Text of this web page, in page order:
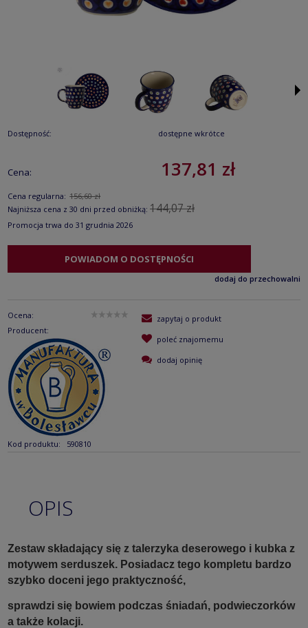
Dostępność: dostępne wkrótce
Cena: 137,81 zł
Cena regularna: 156,60 zł
Najniższa cena z 30 dni przed obniżką: 144,07 zł
Promocja trwa do 31 grudnia 2026
POWIADOM O DOSTĘPNOŚCI
dodaj do przechowalni
Ocena:
Producent:
Kod produktu: 590810
zapytaj o produkt
poleć znajomemu
dodaj opinię
OPIS
Zestaw składający się z talerzyka deserowego i kubka z
motywem serduszek. Posiadacz tego kompletu bardzo
szybko doceni jego praktyczność,
sprawdzi się bowiem podczas śniadań, podwieczorków
a także kolacji.